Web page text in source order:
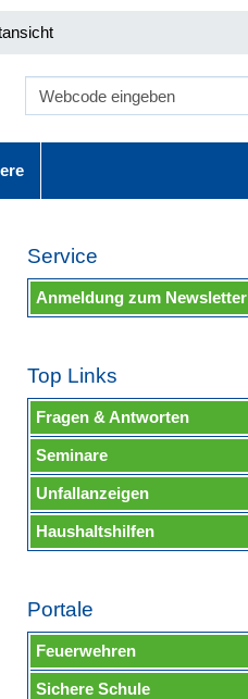
Service
Anmeldung zum Newsletter
Top Links
Fragen & Antworten
Seminare
Unfallanzeigen
Haushaltshilfen
Portale
Feuerwehren
Sichere Schule